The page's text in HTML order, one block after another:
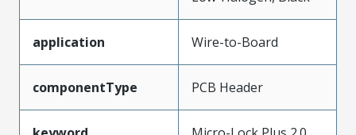
application Wire-to-Board
componentType PCB Header